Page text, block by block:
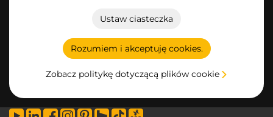
Ustaw ciasteczka
Rozumiem i akceptuję cookies.
Zobacz politykę dotyczącą plików cookie
Emuca S.R.L.
80 35127 PADOVA PD (Italy)
+48 73 2099303